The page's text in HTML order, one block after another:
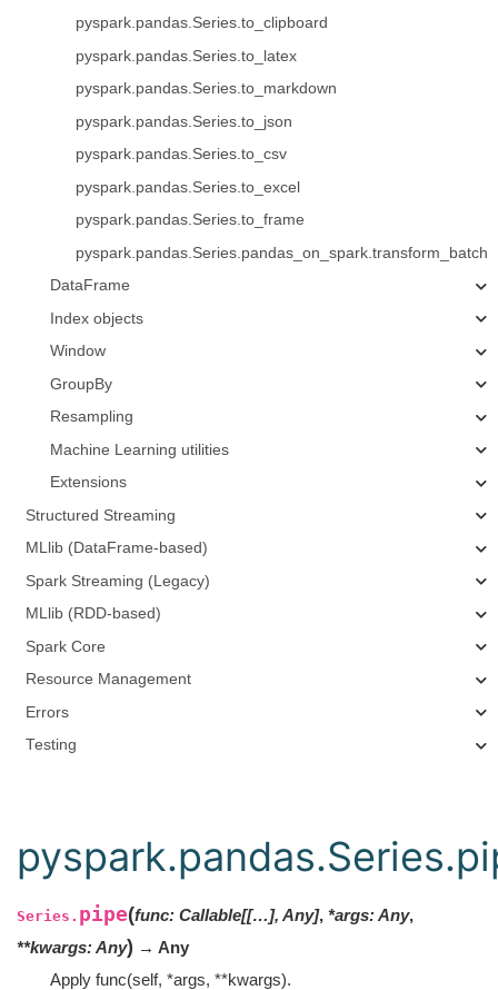
pyspark.pandas.Series.to_clipboard
pyspark.pandas.Series.to_latex
pyspark.pandas.Series.to_markdown
pyspark.pandas.Series.to_json
pyspark.pandas.Series.to_csv
pyspark.pandas.Series.to_excel
pyspark.pandas.Series.to_frame
pyspark.pandas.Series.pandas_on_spark.transform_batch
DataFrame
Index objects
Window
GroupBy
Resampling
Machine Learning utilities
Extensions
Structured Streaming
MLlib (DataFrame-based)
Spark Streaming (Legacy)
MLlib (RDD-based)
Spark Core
Resource Management
Errors
Testing
Series. pipe(func: Callable[[…], Any], *args:Any,
**kwargs:Any) → Any
Apply func(self, *args, **kwargs).